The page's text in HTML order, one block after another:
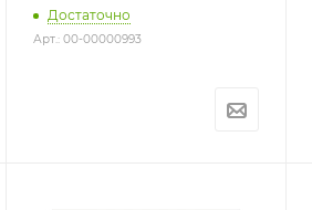
Достаточно
Арт.: 00-00000993